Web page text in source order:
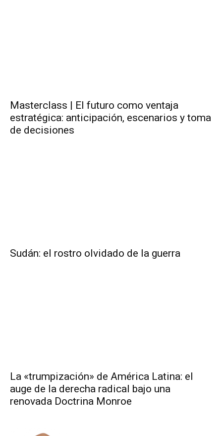
Masterclass | El futuro como ventaja
estratégica: anticipación, escenarios y toma
de decisiones
Sudán: el rostro olvidado de la guerra
La «trumpización» de América Latina: el
auge de la derecha radical bajo una
renovada Doctrina Monroe